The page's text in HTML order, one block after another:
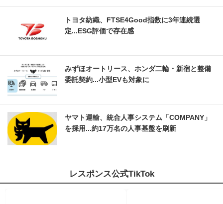
トヨタ紡織、FTSE4Good指数に3年連続選
定...ESG評価で存在感
みずほオートリース、ホンダ二輪・新宿と整備
委託契約...小型EVも対象に
ヤマト運輸、統合人事システム「COMPANY」
を採用...約17万名の人事基盤を刷新
レスポンス公式TikTok